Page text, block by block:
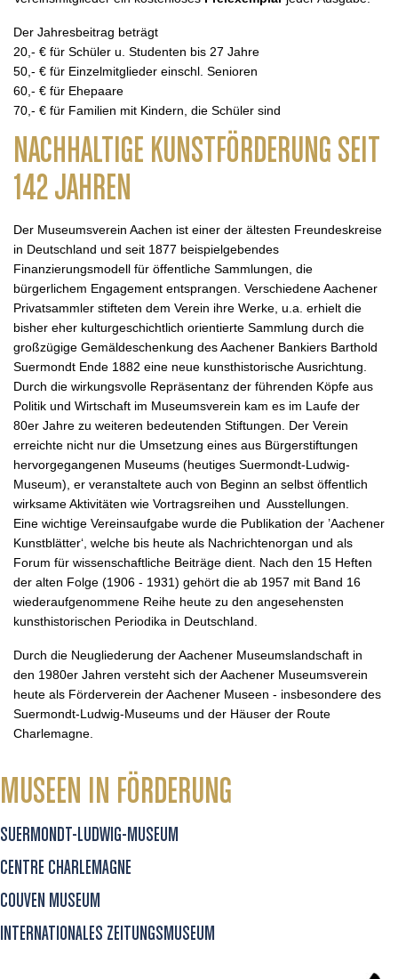
Der Jahresbeitrag beträgt
20,- € für Schüler u. Studenten bis 27 Jahre
50,- € für Einzelmitglieder einschl. Senioren
60,- € für Ehepaare
70,- € für Familien mit Kindern, die Schüler sind
NACHHALTIGE KUNSTFÖRDERUNG SEIT
142 JAHREN
Der Museumsverein Aachen ist einer der ältesten Freundeskreise
in Deutschland und seit 1877 beispielgebendes
Finanzierungsmodell für öffentliche Sammlungen, die
bürgerlichem Engagement entsprangen. Verschiedene Aachener
Privatsammler stifteten dem Verein ihre Werke, u.a. erhielt die
bisher eher kulturgeschichtlich orientierte Sammlung durch die
großzügige Gemäldeschenkung des Aachener Bankiers Barthold
Suermondt Ende 1882 eine neue kunsthistorische Ausrichtung.
Durch die wirkungsvolle Repräsentanz der führenden Köpfe aus
Politik und Wirtschaft im Museumsverein kam es im Laufe der
80er Jahre zu weiteren bedeutenden Stiftungen. Der Verein
erreichte nicht nur die Umsetzung eines aus Bürgerstiftungen
hervorgegangenen Museums (heutiges Suermondt-Ludwig-
Museum), er veranstaltete auch von Beginn an selbst öffentlich
wirksame Aktivitäten wie Vortragsreihen und Ausstellungen.
Eine wichtige Vereinsaufgabe wurde die Publikation der ’Aachener
Kunstblätter‘, welche bis heute als Nachrichtenorgan und als
Forum für wissenschaftliche Beiträge dient. Nach den 15 Heften
der alten Folge (1906 - 1931) gehört die ab 1957 mit Band 16
wiederaufgenommene Reihe heute zu den angesehensten
kunsthistorischen Periodika in Deutschland.
Durch die Neugliederung der Aachener Museumslandschaft in
den 1980er Jahren versteht sich der Aachener Museumsverein
heute als Förderverein der Aachener Museen - insbesondere des
Suermondt-Ludwig-Museums und der Häuser der Route
Charlemagne.
MUSEEN IN FÖRDERUNG
SUERMONDT-LUDWIG-MUSEUM
CENTRE CHARLEMAGNE
COUVEN MUSEUM
INTERNATIONALES ZEITUNGSMUSEUM